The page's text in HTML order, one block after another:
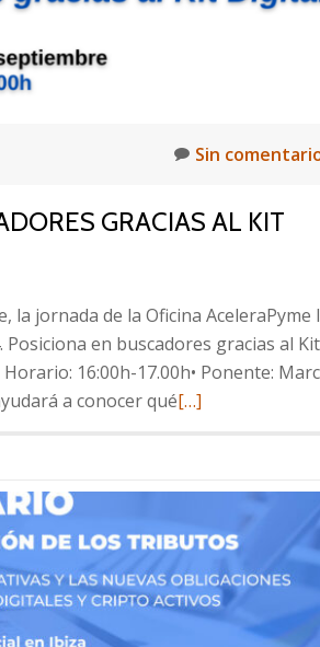
Sin
GRACIAS AL KIT
la jornada de la Oficina AceleraPyme
Posiciona en buscadores gracias al Kit
16:00h-17.00h• Ponente: Marc
a conocer quéLeer
2024.
Posiciona
en
buscadores
[…]